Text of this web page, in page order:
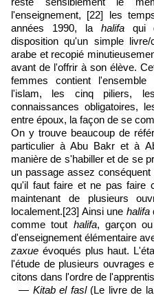
l'enseignement, [22] les
années 1990, la halifaqui
disposition qu'un simple
arabe et recopié
avant de l'offrir à son élève.
femmes contient
l'islam, les cinq piliers,
connaissances obligatoires,
entre époux, la façon de se
On y trouve beaucoup de
particulier à Abu Bakr et à
manière de s'habiller et de se
un passage assez
qu'il faut faire et ne pas faire
maintenant de plusieurs
localement.[23] Ainsi une halifa
comme tout halifa, garçon
d'enseignement élémentaire
zaxue évoqués plus haut.
l'étude de plusieurs ouvrages
citons dans l'ordre de
— Kitab el fasl(Le livre de la